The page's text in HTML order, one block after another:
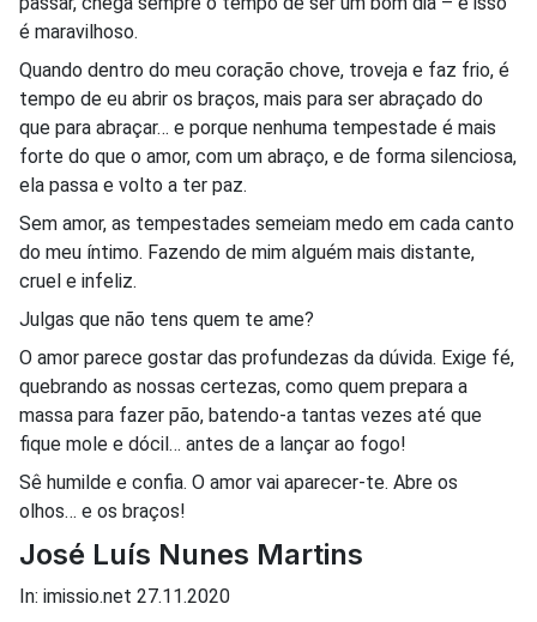
é maravilhoso.
Quando dentro do meu coração chove, troveja e faz frio, é
tempo de eu abrir os braços, mais para ser abraçado do
que para abraçar… e porque nenhuma tempestade é mais
forte do que o amor, com um abraço, e de forma silenciosa,
ela passa e volto a ter paz.
Sem amor, as tempestades semeiam medo em cada canto
do meu íntimo. Fazendo de mim alguém mais distante,
cruel e infeliz.
Julgas que não tens quem te ame?
O amor parece gostar das profundezas da dúvida. Exige fé,
quebrando as nossas certezas, como quem prepara a
massa para fazer pão, batendo-a tantas vezes até que
fique mole e dócil… antes de a lançar ao fogo!
Sê humilde e confia. O amor vai aparecer-te. Abre os
olhos… e os braços!
José Luís Nunes Martins
In: imissio.net 27.11.2020